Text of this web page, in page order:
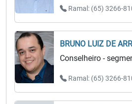
Ramal: (65) 3266-
BRUNO LUIZ DE
Conselheiro -
Ramal: (65) 3266-